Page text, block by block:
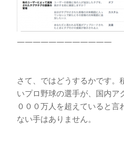
————————————
さて、ではどうするかです。
いプロ野球の選手が、国内ア
０００万人を超えていると
ない手はありません。